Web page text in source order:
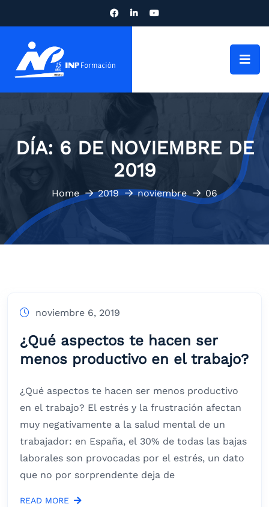
DÍA:6 DE NOVIEMBRE DE
2019
Home 2019 noviembre 06
noviembre 6, 2019
¿Qué aspectos te hacen ser
menos productivo en el trabajo?
¿Qué aspectos te hacen ser menos productivo
en el trabajo? El estrés y la frustración afectan
muy negativamente a la salud mental de un
trabajador: en España, el 30% de todas las bajas
laborales son provocadas por el estrés, un dato
que no por sorprendente deja de
READ MORE